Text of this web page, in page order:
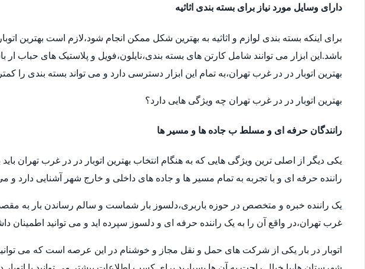
دارای وسایل مورد نیاز برای بسته بندی اثاثیه
برای اینکه بسته بندی لوازم و اثاثیه به بهترین شکل ممکن انجام شود،لازم است بهترین
باشد.این ابزار می توانند شامل کارتن های بسته بندی،نایلون،فویل و پلاستیک های حباب
بهترین اتوبار در در غرب تهران،به تمام این ابزار دسترسی دارد و می تواند بسته بندی را
بهترین اتوبار در در غرب تهران چه ویژگی هایی دارد؟
رانندگان حرفه ای و مسلط ب جاده ها و مسیر ها
یکی دیگر از اصلی ترین ویژگی هایی که به هنگام انتخاب بهترین اتوبار در در غرب تهران
راننده حرفه ای و با تجربه به تمام مسیر ها و جاده های داخلی و خارج شهر آشنایی دارد و
یک راننده خبره و متخصص در حوزه باربری،دلسوز بار شماست و سالم رساندن بار به
غرب تهران،در واقع آن را به یک راننده حرفه ای و دلسوز سپرده اید و می توانید اطمینان
اتوبار در بار یکی از شرکت های حمل و نقل مجاز و خوشنام در این عرصه است که می